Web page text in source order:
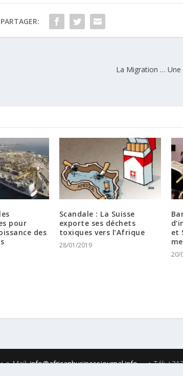
PARTAGER:
La Migration …
pour
des
Scandale : La Suisse
exporte ses déchets
toxiques vers l’Afrique
28/01/2019
et
20/
Mail:info@africanbusinessjournal.info♦ Tél: +212